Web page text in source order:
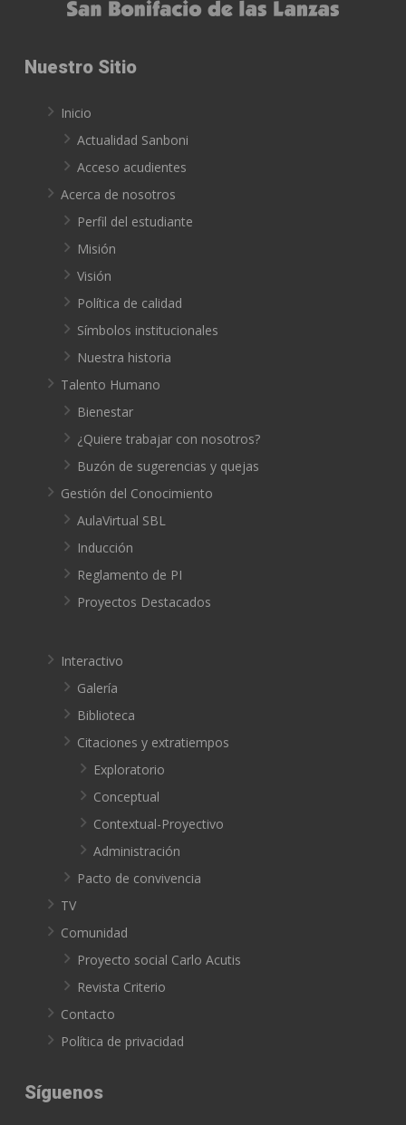
Nuestro Sitio
Inicio
Actualidad Sanboni
Acceso acudientes
Acerca de nosotros
Perfil del estudiante
Misión
Visión
Política de calidad
Símbolos institucionales
Nuestra historia
Talento Humano
Bienestar
¿Quiere trabajar con nosotros?
Buzón de sugerencias y quejas
Gestión del Conocimiento
AulaVirtual SBL
Inducción
Reglamento de PI
Proyectos Destacados
Interactivo
Galería
Biblioteca
Citaciones y extratiempos
Exploratorio
Conceptual
Contextual-Proyectivo
Administración
Pacto de convivencia
TV
Comunidad
Proyecto social Carlo Acutis
Revista Criterio
Contacto
Política de privacidad
Síguenos